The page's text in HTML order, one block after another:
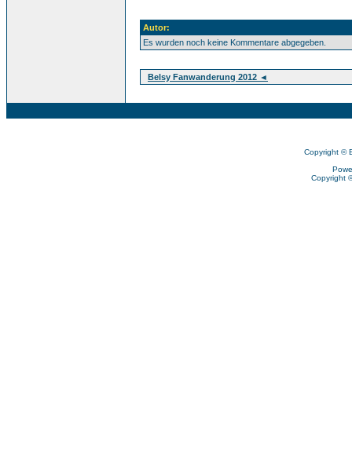
Autor:
Es wurden noch keine Kommentare abgegeben.
Belsy Fanwanderung 2012 ◄
Copyright ©
Copyright